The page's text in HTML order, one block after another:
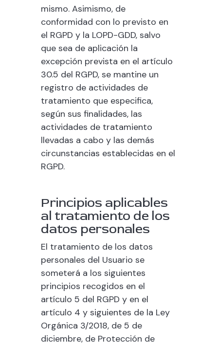
mismo. Asimismo, de
conformidad con lo previsto en
el RGPD y la LOPD-GDD, salvo
que sea de aplicación la
excepción prevista en el artículo
30.5 del RGPD, se mantine un
registro de actividades de
tratamiento que especifica,
según sus finalidades, las
actividades de tratamiento
llevadas a cabo y las demás
circunstancias establecidas en el
RGPD.
Principios aplicables
al tratamiento de los
datos personales
El tratamiento de los datos
personales del Usuario se
someterá a los siguientes
principios recogidos en el
artículo 5 del RGPD y en el
artículo 4 y siguientes de la Ley
Orgánica 3/2018, de 5 de
diciembre, de Protección de